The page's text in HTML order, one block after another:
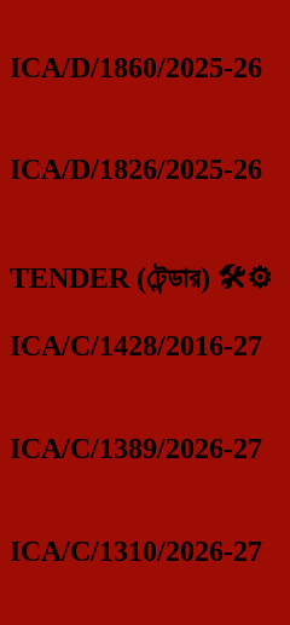
ICA/D/1860/2025-26
ICA/D/1826/2025-26
TENDER (টেন্ডার) 🛠️⚙️
ICA/C/1428/2016-27
ICA/C/1389/2026-27
ICA/C/1310/2026-27